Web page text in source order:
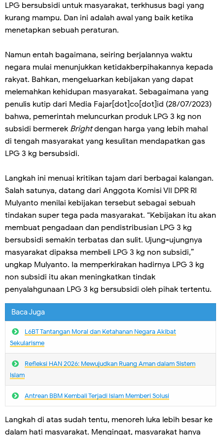
LPG bersubsidi untuk masyarakat, terkhusus bagi yang
kurang mampu. Dan ini adalah awal yang baik ketika
menetapkan sebuah peraturan.
Namun entah bagaimana, seiring berjalannya waktu
negara mulai menunjukkan ketidakberpihakannya kepada
rakyat. Bahkan, mengeluarkan kebijakan yang dapat
melemahkan kehidupan masyarakat. Sebagaimana yang
penulis kutip dari Media Fajar[dot]co[dot]id (28/07/2023)
bahwa, pemerintah meluncurkan produk LPG 3 kg non
subsidi bermerek Brightdengan harga yang lebih mahal
di tengah masyarakat yang kesulitan mendapatkan gas
LPG 3 kg bersubsidi.
Langkah ini menuai kritikan tajam dari berbagai kalangan.
Salah satunya, datang dari Anggota Komisi VII DPR RI
Mulyanto menilai kebijakan tersebut sebagai sebuah
tindakan super tega pada masyarakat. “Kebijakan itu akan
membuat pengadaan dan pendistribusian LPG 3 kg
bersubsidi semakin terbatas dan sulit. Ujung-ujungnya
masyarakat dipaksa membeli LPG 3 kg non subsidi,”
ungkap Mulyanto. Ia memperkirakan hadirnya LPG 3 kg
non subsidi itu akan meningkatkan tindak
penyalahgunaan LPG 3 kg bersubsidi oleh pihak tertentu.
Baca Juga
L6BT Tantangan Moral dan Ketahanan Negara Akibat
Sekularisme
Refleksi HAN 2026: Mewujudkan Ruang Aman dalam Sistem
Islam
Antrean BBM Kembali Terjadi lslam Memberi Solusi
Langkah di atas sudah tentu, menoreh luka lebih besar ke
dalam hati masyarakat. Mengingat, masyarakat hanya